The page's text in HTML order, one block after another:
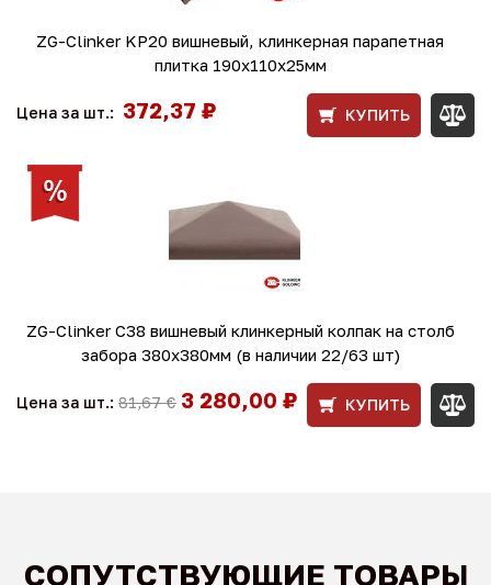
ZG-Clinker KP20 вишневый, клинкерная парапетная
плитка 190x110x25мм
Цена за шт.: 372,37 ₽ КУПИТЬ
ZG-Clinker C38 вишневый клинкерный колпак на столб
забора 380x380мм (в наличии 22/63 шт)
Цена за шт.: 81,67 € 3 280,00 ₽ КУПИТЬ
СОПУТСТВУЮЩИЕ ТОВАРЫ